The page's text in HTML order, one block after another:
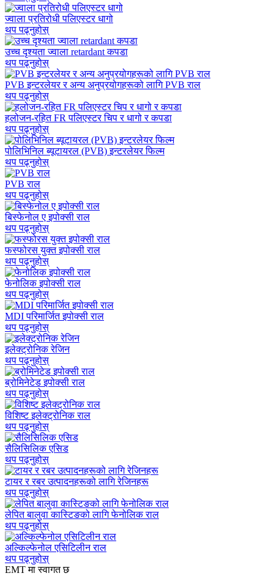
ज्वाला प्रतिरोधी पलिएस्टर धागो
थप पढ्नुहोस्
उच्च दृश्यता ज्वाला retardant कपडा
थप पढ्नुहोस्
PVB इन्टरलेयर र अन्य अनुप्रयोगहरूको लागि PVB राल
थप पढ्नुहोस्
हलोजन-रहित FR पलिएस्टर चिप र धागो र कपडा
थप पढ्नुहोस्
पोलिभिनिल ब्यूटायरल (PVB) इन्टरलेयर फिल्म
थप पढ्नुहोस्
PVB राल
थप पढ्नुहोस्
बिस्फेनोल ए इपोक्सी राल
थप पढ्नुहोस्
फस्फोरस युक्त इपोक्सी राल
थप पढ्नुहोस्
फेनोलिक इपोक्सी राल
थप पढ्नुहोस्
MDI परिमार्जित इपोक्सी राल
थप पढ्नुहोस्
इलेक्ट्रोनिक रेजिन
थप पढ्नुहोस्
ब्रोमिनेटेड इपोक्सी राल
थप पढ्नुहोस्
विशिष्ट इलेक्ट्रोनिक राल
थप पढ्नुहोस्
सैलिसिलिक एसिड
थप पढ्नुहोस्
टायर र रबर उत्पादनहरूको लागि रेजिनहरू
थप पढ्नुहोस्
लेपित बालुवा कास्टिङको लागि फेनोलिक राल
थप पढ्नुहोस्
अल्किल्फेनोल एसिटिलीन राल
थप पढ्नुहोस्
EMT मा स्वागत छ